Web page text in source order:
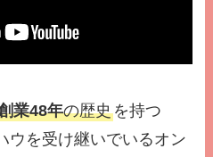
業48年の歴史を持つ
ウを受け継いでいるオン